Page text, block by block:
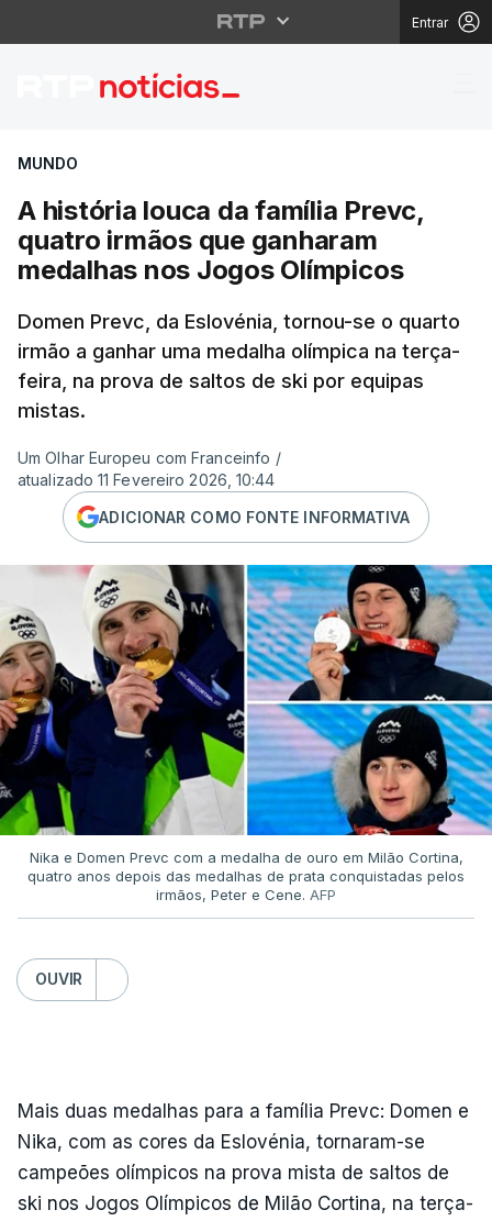
Entrar
A história louca da
MUNDO
A história louca da família Prevc,
quatro irmãos que ganharam
medalhas nos Jogos Olímpicos
Domen Prevc, da Eslovénia, tornou-se o quarto
irmão a ganhar uma medalha olímpica na terça-
feira, na prova de saltos de ski por equipas
mistas.
Um Olhar Europeu com Franceinfo /
atualizado 11 Fevereiro 2026, 10:44
ADICIONAR COMO FONTE INFORMATIVA
Nika e Domen Prevc com a medalha de ouro em Milão Cortina,
quatro anos depois das medalhas de prata conquistadas pelos
irmãos, Peter e Cene. AFP
OUVIR
Mais duas medalhas para a família Prevc: Domen e
Nika, com as cores da Eslovénia, tornaram-se
campeões olímpicos na prova mista de saltos de
ski nos Jogos Olímpicos de Milão Cortina, na terça-